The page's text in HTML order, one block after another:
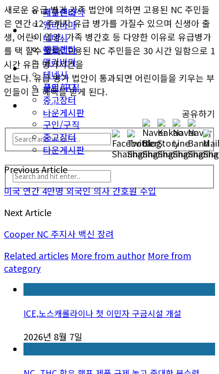
애틀랜타
앨라바마
테네시
플로리다
생활안내
구인/구직
중고장터
타운게시판
지구촌소식
동남부
애틀랜타
앨라바마
테네시
플로리다
생활안내
구인/구직
중고장터
타운게시판
새로운 유급 병가 가족 법안에 의하면 고용된 NC 주민들
은 연간 12 주까지 유급 병가를 가질수 있으며 신생아 출
생, 어린이 입양, 가족 병간호 등 다양한 이유로 유급병가
를 택 할수 있다. 고용된 NC 주민들은 30 시간 일함으로 1
시간 유급 병가시간을
얻는다. 유급 병가 법안이 통과되면 어린이들을 키우는 부
인들이 큰 혜택을 받게 된다.
공유하기
Previous Article
미국 연간 4만명 외국인 의사 간호원 수입
Next Article
Cooper NC 주지사 백신 장려
Related articles More from author More from
category
ICE,노스캐롤라이나 첫 이민자 구금시설 개설
2026년 8월 7일